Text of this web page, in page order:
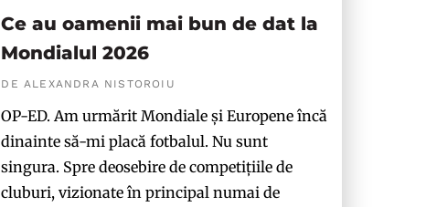
Ce au oamenii mai bun de dat la
Mondialul 2026
DE ALEXANDRA NISTOROIU
OP-ED. Am urmărit Mondiale și Europene încă
dinainte să-mi placă fotbalul. Nu sunt
singura. Spre deosebire de competițiile de
cluburi, vizionate în principal numai de